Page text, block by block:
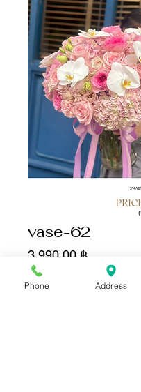
vase-62
3 990,00 ฿Цена
Количество
Phone Address